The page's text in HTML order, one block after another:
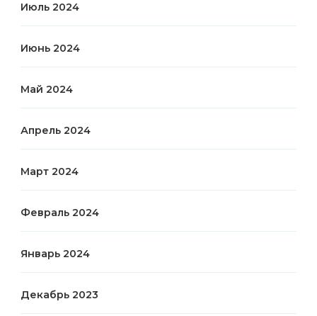
Июль 2024
Июнь 2024
Май 2024
Апрель 2024
Март 2024
Февраль 2024
Январь 2024
Декабрь 2023